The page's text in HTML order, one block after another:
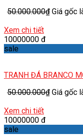
50.000.000₫ Giá gốc
Xem chi tiết
10000000 đ
sale
TRANH ĐÁ BRANCO
50.000.000₫ Giá gốc
Xem chi tiết
10000000 đ
sale